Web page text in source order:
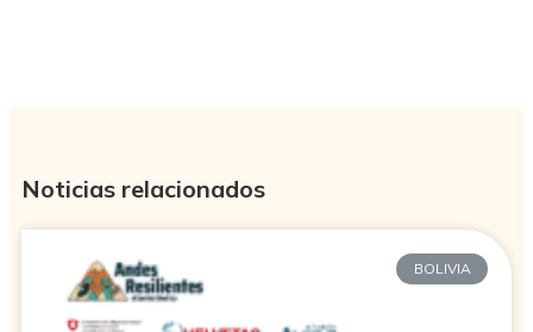
Noticias relacionados
BOLIVIA